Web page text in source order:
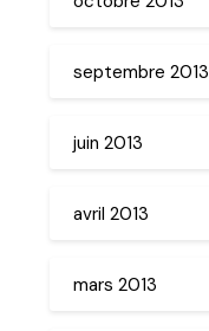
septembre 2013
juin 2013
avril 2013
mars 2013